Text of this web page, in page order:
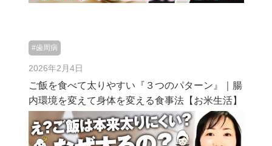
#歯周病
2026年2月4日
ご飯を食べて太りやすい『３つのパターン』｜腸
内環境を変えて身体を変える食事法【お米生活】